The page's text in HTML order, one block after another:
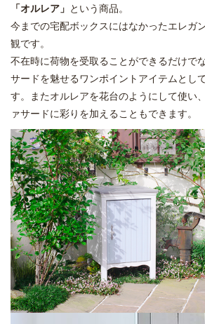
「オルレア」 という商品。
今までの宅配ボックスにはなかったエレガ
観です。
不在時に荷物を受取ることができるだけで
サードを魅せるワンポイントアイテムとし
す。またオルレアを花台のようにして使い
ァサードに彩りを加えることもできます。